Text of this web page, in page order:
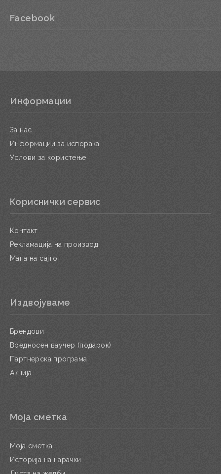
Facebook
Информации
За нас
Информации за испорака
Услови за користење
Кориснички сервис
Контакт
Рекламација на производ
Мапа на сајтот
Издвојуваме
Брендови
Вредносен ваучер (подарок)
Партнерска програма
Акција
Моја сметка
Моја сметка
Историја на нарачки